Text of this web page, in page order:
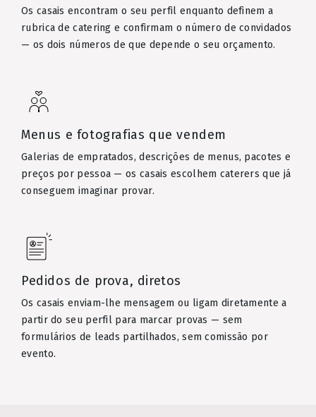
Os casais encontram o seu perfil enquanto definem a
rubrica de catering e confirmam o número de convidados
— os dois números de que depende o seu orçamento.
Menus e fotografias que vendem
Galerias de empratados, descrições de menus, pacotes e
preços por pessoa — os casais escolhem caterers que já
conseguem imaginar provar.
Pedidos de prova, diretos
Os casais enviam-lhe mensagem ou ligam diretamente a
partir do seu perfil para marcar provas — sem
formulários de leads partilhados, sem comissão por
evento.